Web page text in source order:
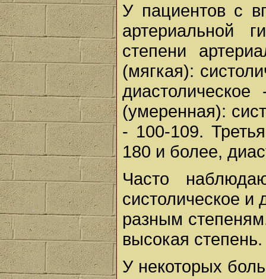
У пациентов с
артериаль­ной
степени
(мягкая):
(умеренная):
- 100-109.
180 и более,
Часто
систолическое и
разным
высокая степень.
У некоторых